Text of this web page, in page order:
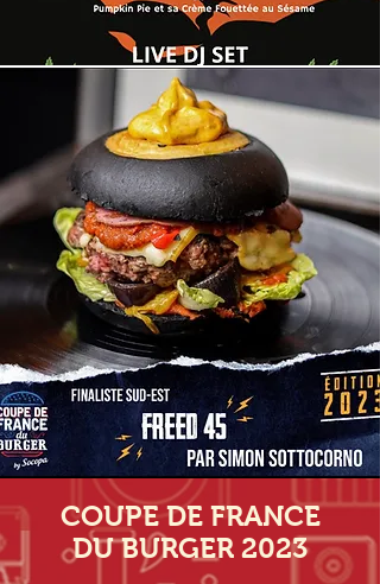
COUPE DE FRANCE
DU BURGER 2023